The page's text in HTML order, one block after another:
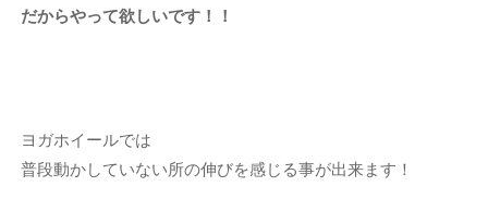
だからやって欲しいです！！
ヨガホイールでは
普段動かしていない所の伸びを感じる事が出来ます！